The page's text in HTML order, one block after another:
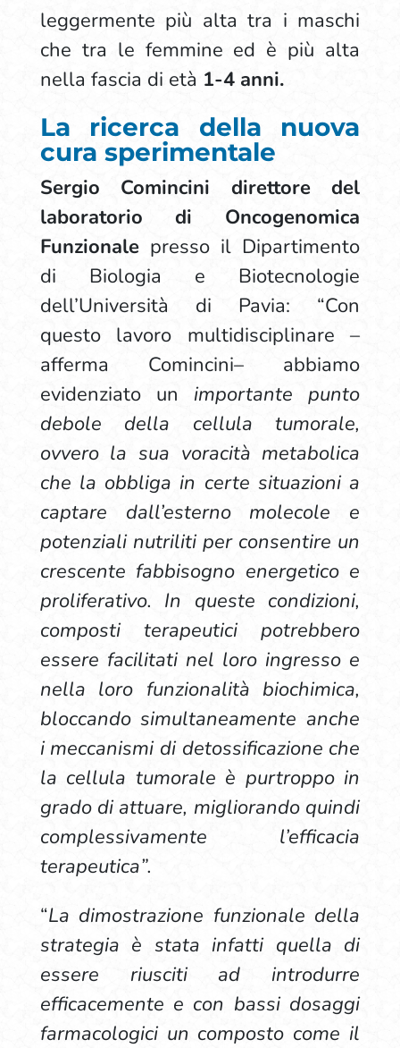
leggermente più alta tra i maschi
che tra le femmine ed è più alta
nella fascia di età 1-4 anni.
La ricerca della nuova
cura sperimentale
Sergio Comincini
direttore del
laboratorio di Oncogenomica
Funzionalepresso il Dipartimento
di Biologia e Biotecnologie
dell’Università di Pavia: “Con
questo lavoro multidisciplinare –
afferma Comincini– abbiamo
evidenziato un importante punto
debole della cellula tumorale,
ovvero la sua voracità metabolica
che la obbliga in certe situazioni a
captare dall’esterno molecole e
potenziali nutriliti per consentire un
crescente fabbisogno energetico e
proliferativo. In queste condizioni,
composti terapeutici potrebbero
essere facilitati nel loro ingresso e
nella loro funzionalità biochimica,
bloccando simultaneamente anche
i meccanismi di detossificazione che
la cellula tumorale è purtroppo in
grado di attuare, migliorando quindi
complessivamente l’efficacia
terapeutica”.
“La dimostrazione funzionale della
strategia è stata infatti quella di
essere riusciti ad introdurre
efficacemente e con bassi dosaggi
farmacologici un composto come il